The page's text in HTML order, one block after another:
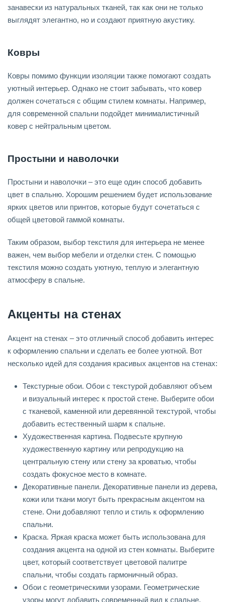
занавески из натуральных тканей, так как они не только
выглядят элегантно, но и создают приятную акустику.
Ковры
Ковры помимо функции изоляции также помогают создать
уютный интерьер. Однако не стоит забывать, что ковер
должен сочетаться с общим стилем комнаты. Например,
для современной спальни подойдет минималистичный
ковер с нейтральным цветом.
Простыни и наволочки
Простыни и наволочки – это еще один способ добавить
цвет в спальню. Хорошим решением будет использование
ярких цветов или принтов, которые будут сочетаться с
общей цветовой гаммой комнаты.
Таким образом, выбор текстиля для интерьера не менее
важен, чем выбор мебели и отделки стен. С помощью
текстиля можно создать уютную, теплую и элегантную
атмосферу в спальне.
Акценты на стенах
Акцент на стенах – это отличный способ добавить интерес
к оформлению спальни и сделать ее более уютной. Вот
несколько идей для создания красивых акцентов на стенах:
Текстурные обои. Обои с текстурой добавляют объем
и визуальный интерес к простой стене. Выберите обои
с тканевой, каменной или деревянной текстурой, чтобы
добавить естественный шарм к спальне.
Художественная картина. Подвесьте крупную
художественную картину или репродукцию на
центральную стену или стену за кроватью, чтобы
создать фокусное место в комнате.
Декоративные панели. Декоративные панели из дерева,
кожи или ткани могут быть прекрасным акцентом на
стене. Они добавляют тепло и стиль к оформлению
спальни.
Краска. Яркая краска может быть использована для
создания акцента на одной из стен комнаты. Выберите
цвет, который соответствует цветовой палитре
спальни, чтобы создать гармоничный образ.
Обои с геометрическими узорами. Геометрические
узоры могут добавить современный вид к спальне.